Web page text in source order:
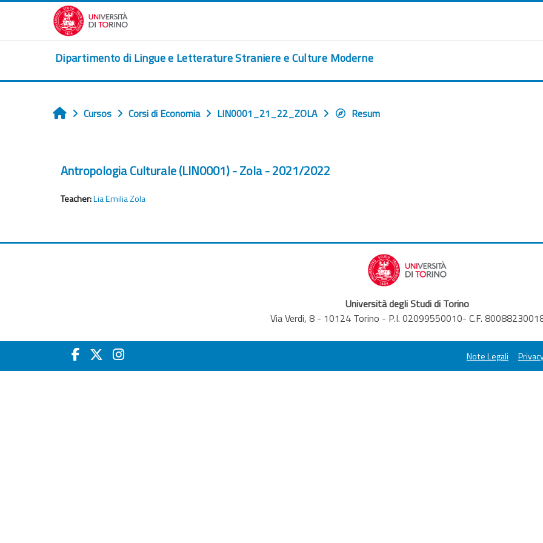
Ves al contingut principal
Dipartimento di Lingue e Letterature Straniere e Culture Moderne
Home
Cursos Corsi di Economia LIN0001_21_22_ZOLA Resum
Antropologia Culturale (LIN0001) - Zola - 2021/2022
Teacher:Lia Emilia Zola
Università degli Studi di Torino
Via Verdi, 8 - 10124 Torino - P.I. 02099550010- C.F.
Note Legali